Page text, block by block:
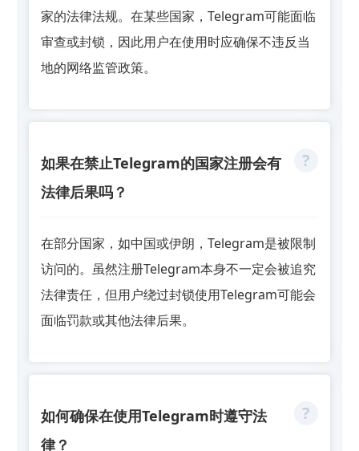
家的法律法规。在某些国家，Telegram可能面临
审查或封锁，因此用户在使用时应确保不违反当
地的网络监管政策。
如果在禁止Telegram的国家注册会有
法律后果吗？
在部分国家，如中国或伊朗，Telegram是被限制
访问的。虽然注册Telegram本身不一定会被追究
法律责任，但用户绕过封锁使用Telegram可能会
面临罚款或其他法律后果。
如何确保在使用Telegram时遵守法
律？